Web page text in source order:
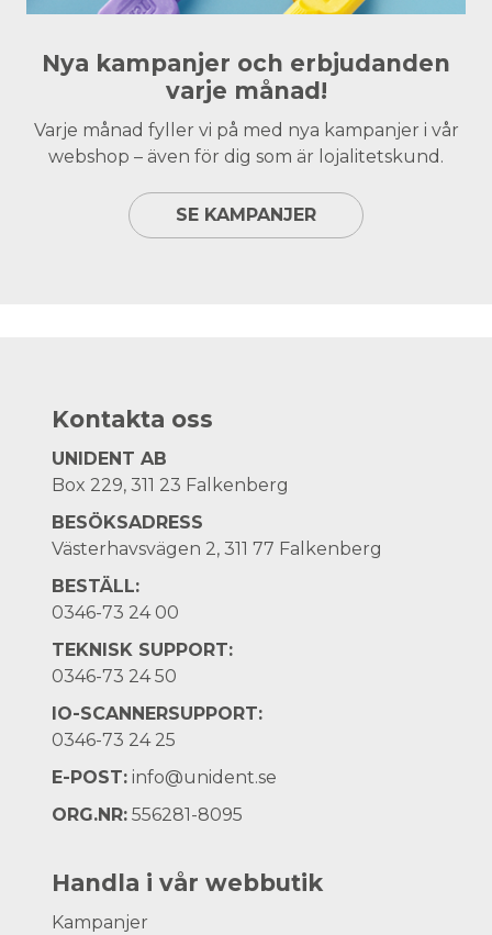
Nya kampanjer och erbjudanden
varje månad!
Varje månad fyller vi på med nya kampanjer i vår
webshop – även för dig som är lojalitetskund.
SE KAMPANJER
Kontakta oss
UNIDENT AB
Box 229, 311 23 Falkenberg
BESÖKSADRESS
Västerhavsvägen 2, 311 77 Falkenberg
BESTÄLL:
0346-73 24 00
TEKNISK SUPPORT:
0346-73 24 50
IO-SCANNERSUPPORT:
0346-73 24 25
E-POST: info@unident.se
ORG.NR: 556281-8095
Handla i vår webbutik
Kampanjer